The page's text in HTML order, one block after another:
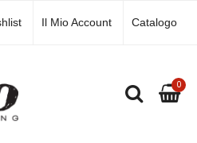
Il Mio Account Catalogo
0